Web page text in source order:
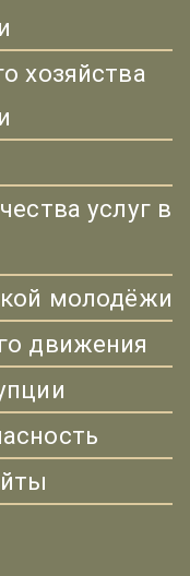
хозяйства
услуг в
молодёжи
движения